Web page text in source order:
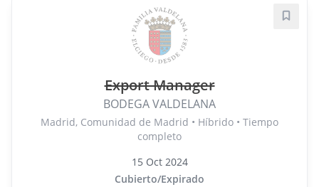
Export Manager
BODEGA VALDELANA
Madrid, Comunidad de Madrid • Híbrido • Tiempo
completo
15 Oct 2024
Cubierto/Expirado